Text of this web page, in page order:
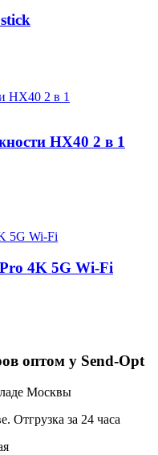
HX40 2 в 1
4K 5G Wi-Fi
оптом у Send-Opt
Москвы
Отгрузка за 24 часа